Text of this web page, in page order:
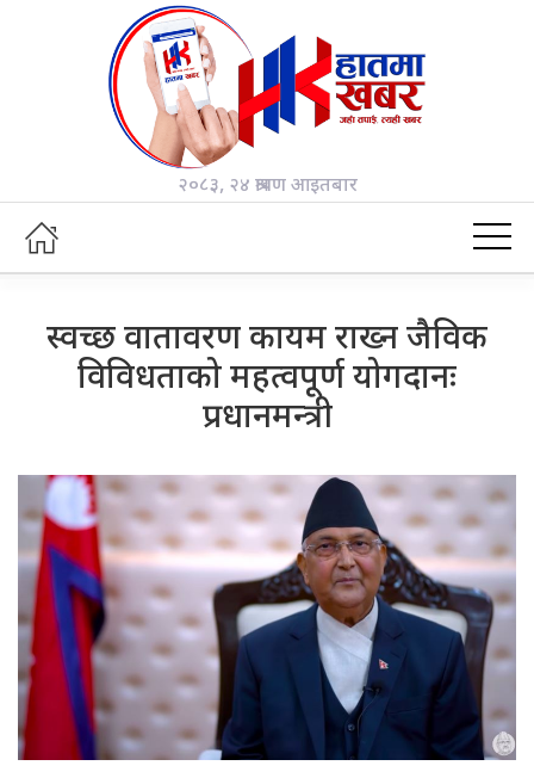
२०८३, २४ श्रावण आइतबार
स्वच्छ वातावरण कायम राख्न जैविक
विविधताको महत्वपूर्ण योगदानः
प्रधानमन्त्री